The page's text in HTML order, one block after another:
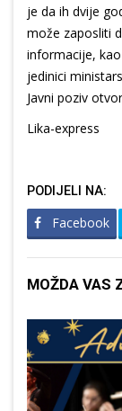
je da ih dvije
može zaposliti
informacije,
jedinici
Javni poziv
Lika-express
PODIJELI NA:
Facebook
MOŽDA VAS